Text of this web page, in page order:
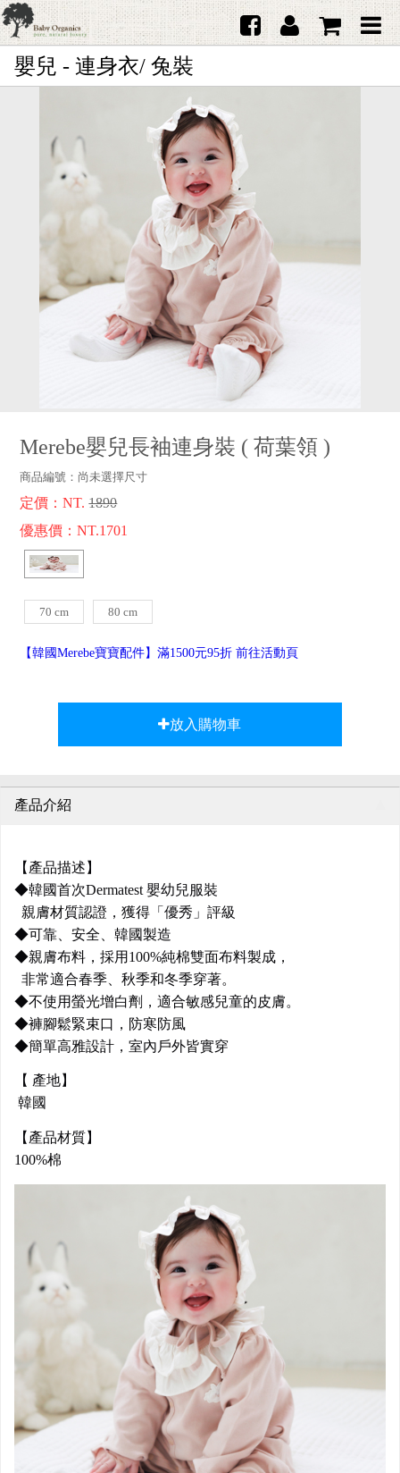
首頁
日本品牌育兒配件
韓國Merebe寶寶配件
男生
服務據點
客服專區
嬰兒 - 連身衣/ 兔裝
Merebe嬰兒長袖連身裝 (荷葉領 )
商品編號： 尚未選擇尺寸
定價：NT.1890
優惠價：NT.1701
70 cm 80 cm
【韓國Merebe寶寶配件】滿1500元95折 前往活動頁
放入購物車
產品介紹
【產品描述】
◆韓國首次Dermatest 嬰幼兒服裝
親膚材質認證，獲得「優秀」評級
◆可靠、安全、韓國製造
◆親膚布料，採用100%純棉雙面布料製成，
非常適合春季、秋季和冬季穿著。
◆不使用螢光增白劑，適合敏感兒童的皮膚。
◆褲腳鬆緊束口，防寒防風
◆簡單高雅設計，室內戶外皆實穿
【 產地】
韓國
【產品材質】
100%棉